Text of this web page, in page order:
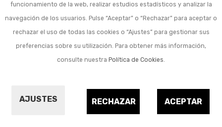
funcionamiento de la web, realizar estudios estadísticos y analizar la
navegación de los usuarios. Pulse “Aceptar” o “Rechazar” para aceptar o
rechazar el uso de todas las cookies o “Ajustes” para gestionar sus
preferencias sobre su utilización. Para obtener más información,
consulte nuestra Política de Cookies.
AJUSTES ACEPTAR
RECHAZAR
Amoladoras neumáticas
Ordenar por: